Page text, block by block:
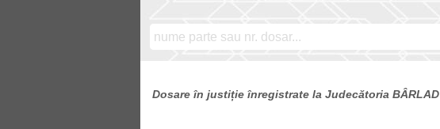
Dosare în justiție înregistrate la Judecătoria BÂRLAD